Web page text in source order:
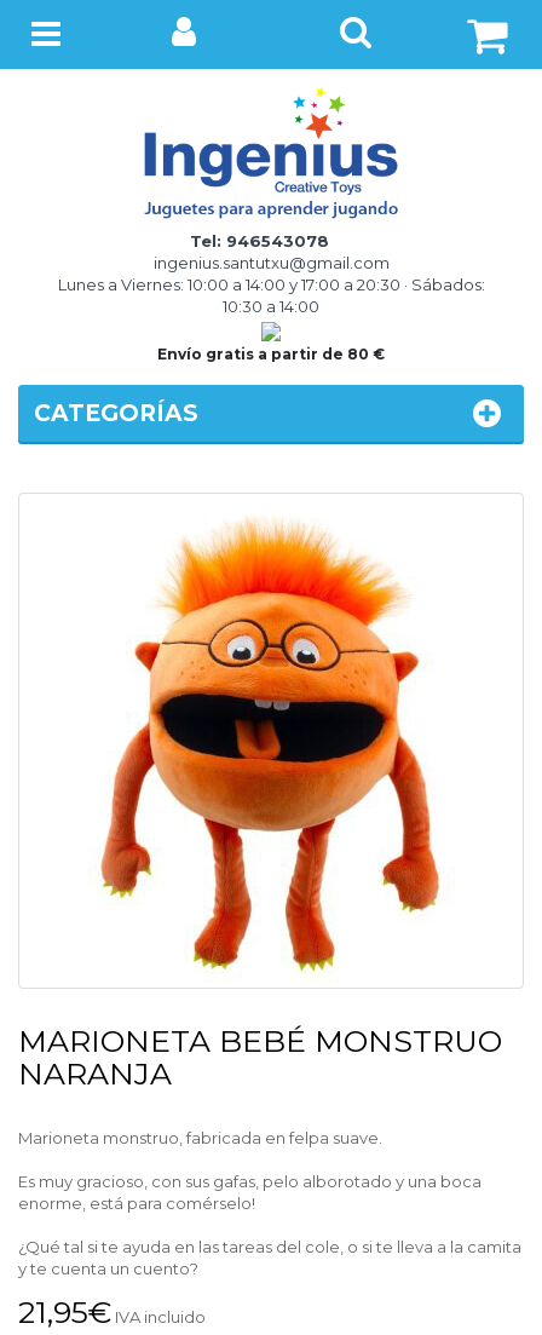
Tel: 946543078
ingenius.santutxu@gmail.com
Lunes a Viernes: 10:00 a 14:00 y 17:00 a 20:30 · Sábados:
10:30 a 14:00
Menú
Envío gratis a partir de 80 €
MARIONETA BEBÉ MONSTRUO
NARANJA
Marioneta monstruo, fabricada en felpa suave.
Es muy gracioso, con sus gafas, pelo alborotado y una boca
enorme, está para comérselo!
¿Qué tal si te ayuda en las tareas del cole, o si te lleva a la camita
y te cuenta un cuento?
21,95€ IVA incluido
CATEGORÍAS